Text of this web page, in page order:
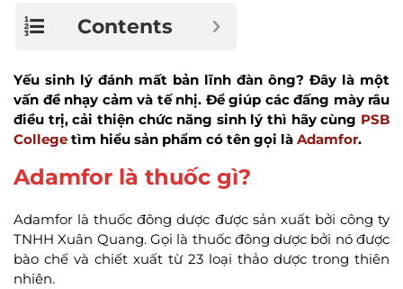
Contents
Yếu sinh lý đánh mất bản lĩnh đàn ông? Đây là một
vấn đề nhạy cảm và tế nhị. Để giúp các đấng mày râu
điều trị, cải thiện chức năng sinh lý thì hãy cùng PSB
College tìm hiểu sản phẩm có tên gọi là Adamfor.
Adamfor là thuốc gì?
Adamfor là thuốc đông dược được sản xuất bởi công ty
TNHH Xuân Quang. Gọi là thuốc đông dược bởi nó được
bào chế và chiết xuất từ 23 loại thảo dược trong thiên
nhiên.